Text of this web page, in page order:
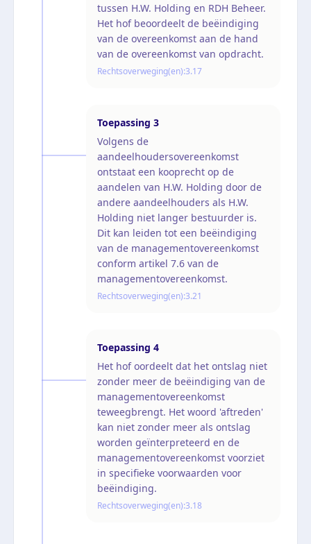
tussen H.W. Holding en RDH Beheer.
Het hof beoordeelt de beëindiging
van de overeenkomst aan de hand
van de overeenkomst van opdracht.
Rechtsoverweging(en):3.17
Toepassing 3
Volgens de
aandeelhoudersovereenkomst
ontstaat een kooprecht op de
aandelen van H.W. Holding door de
andere aandeelhouders als H.W.
Holding niet langer bestuurder is.
Dit kan leiden tot een beëindiging
van de managementovereenkomst
conform artikel 7.6 van de
managementovereenkomst.
Rechtsoverweging(en):3.21
Toepassing 4
Het hof oordeelt dat het ontslag niet
zonder meer de beëindiging van de
managementovereenkomst
teweegbrengt. Het woord 'aftreden'
kan niet zonder meer als ontslag
worden geïnterpreteerd en de
managementovereenkomst voorziet
in specifieke voorwaarden voor
beëindiging.
Rechtsoverweging(en):3.18